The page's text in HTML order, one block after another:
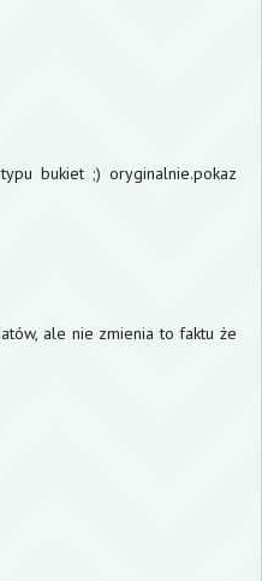
bukiet ;) oryginalnie.pokaz
ale nie zmienia to faktu że